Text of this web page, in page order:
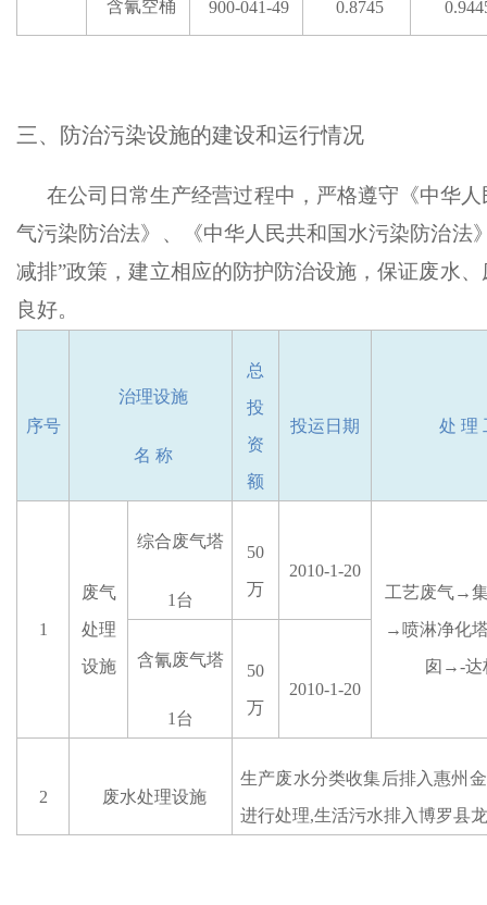
含氰空桶 900-041-49 0.8745
三、防治污染设施的建设和运行情况
在公司日常生产经营过程中，严格遵守《中华
气污染防治法》、《中华人民共和国水污染防治法
减排”政策，建立相应的防护防治设施，保证废水
良好。
序号
治理设施
名 称
总
投
资
额
投运 日 期 处 理
1
废气
处理
设施
综合废气塔
1台
50
万
2010-1-20
工艺废气→
→喷淋净化
囱→-达
含氰废气塔
1台
50
万
2010-1-20
2 废水处理设施
生产废水分类收集后排入惠州
进行处理,生活污水排入博罗县